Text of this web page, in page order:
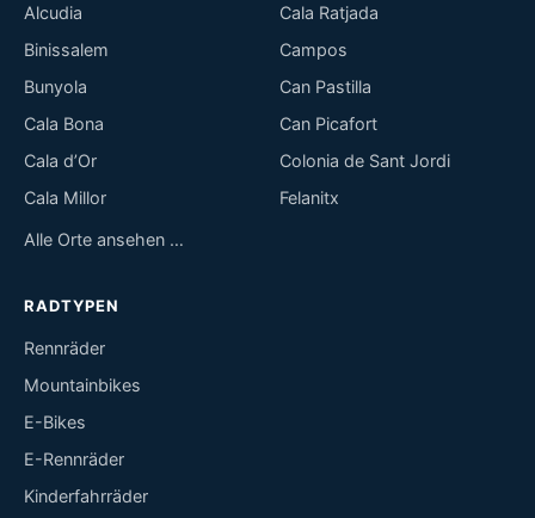
Alcudia
Binissalem
Bunyola
Cala Bona
Cala d’Or
Cala Millor
Cala Ratjada
Campos
Can Pastilla
Can Picafort
Colonia de Sant Jordi
Felanitx
Alle Orte ansehen …
RADTYPEN
Rennräder
Mountainbikes
E-Bikes
E-Rennräder
Kinderfahrräder